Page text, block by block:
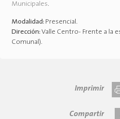
Municipales.
Modalidad: Presencial.
Dirección: Valle Centro- Frente a la
Comunal).
Imprimir
Compartir